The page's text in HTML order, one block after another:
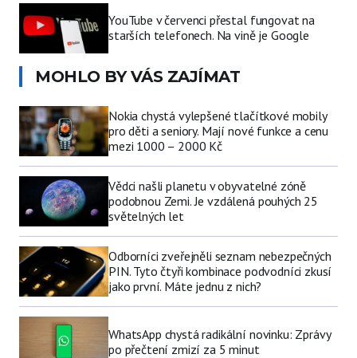
YouTube v červenci přestal fungovat na
starších telefonech. Na vině je Google
MOHLO BY VÁS ZAJÍMAT
Nokia chystá vylepšené tlačítkové mobily
pro děti a seniory. Mají nové funkce a cenu
mezi 1000 – 2000 Kč
Vědci našli planetu v obyvatelné zóně
podobnou Zemi. Je vzdálená pouhých 25
světelných let
Odborníci zveřejněli seznam nebezpečných
PIN. Tyto čtyři kombinace podvodníci zkusí
jako první. Máte jednu z nich?
WhatsApp chystá radikální novinku: Zprávy
po přečtení zmizí za 5 minut